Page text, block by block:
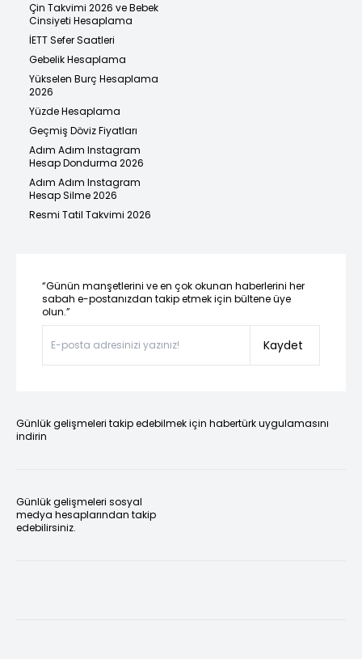
Çin Takvimi 2026 ve Bebek
Cinsiyeti Hesaplama
İETT Sefer Saatleri
Gebelik Hesaplama
Yükselen Burç Hesaplama
2026
Yüzde Hesaplama
Geçmiş Döviz Fiyatları
Adım Adım Instagram
Hesap Dondurma 2026
Adım Adım Instagram
Hesap Silme 2026
Resmi Tatil Takvimi 2026
“Günün manşetlerini ve en çok okunan haberlerini her
sabah e-postanızdan takip etmek için bültene üye
olun.”
Kaydet
Günlük gelişmeleri takip edebilmek için habertürk uygulamasını
indirin
Günlük gelişmeleri sosyal
medya hesaplarından takip
edebilirsiniz.